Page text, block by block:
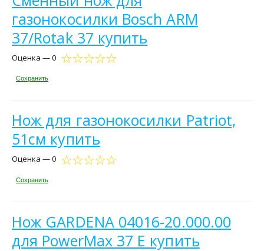
газонокосилки Bosch ARM
37/Rotak 37 купить
Оценка — 0
Сохранить
Нож для газонокосилки Patriot,
51см купить
Оценка — 0
Сохранить
Нож GARDENA 04016-20.000.00
для PowerMax 37 E купить